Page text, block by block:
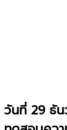
วันที่ 29 ธั